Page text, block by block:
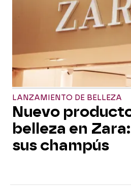
LANZAMIENTO DE BELLEZA
Nuevo
belleza en
sus champús